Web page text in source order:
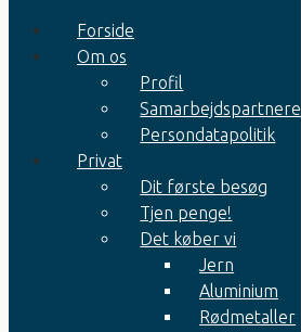
Bly fra kabel
Balanceklodser
Bly akkumulatorer/Bilbatterier
Truckakkumulatorer
Zink rør og plade
Metaller kvalitetskrav
Forside
Om os
Profil
Samarbejdspartnere
Persondatapolitik
Privat
Dit første besøg
Tjen penge!
Det køber vi
Jern
Aluminium
Rødmetaller